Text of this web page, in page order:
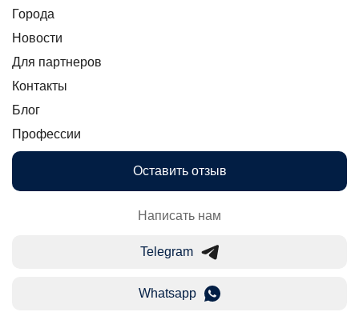
Города
Новости
Для партнеров
Контакты
Блог
Профессии
Оставить отзыв
Написать нам
Telegram
Whatsapp